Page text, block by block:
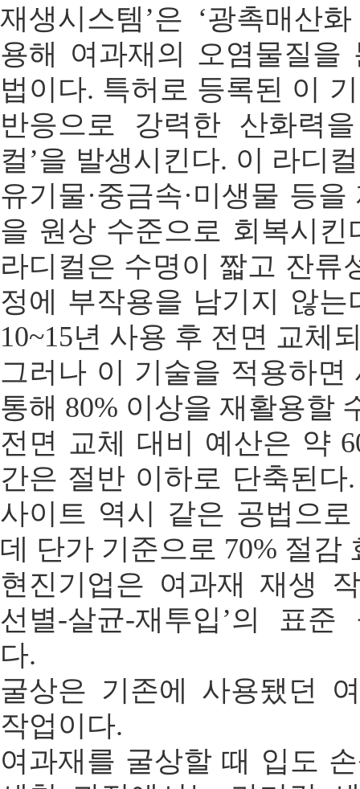
재생시스템’은 ‘광촉매산
용해 여과재의 오염물질을
법이다. 특허로 등록된 이
반응으로 강력한 산화력
컬’을 발생시킨다. 이 라디
유기물·중금속·미생물 등
을 원상 수준으로 회복시킨
라디컬은 수명이 짧고 잔류
정에 부작용을 남기지 않는
10~15년 사용 후 전면 교체
그러나 이 기술을 적용하면
통해 80% 이상을 재활용할
전면 교체 대비 예산은 약
간은 절반 이하로 단축된다
사이트 역시 같은 공법으
데 단가 기준으로 70% 절감
현진기업은 여과재 재생
선별-살균-재투입’의 표준
다.
굴상은 기존에 사용됐던
작업이다.
여과재를 굴상할 때 입도